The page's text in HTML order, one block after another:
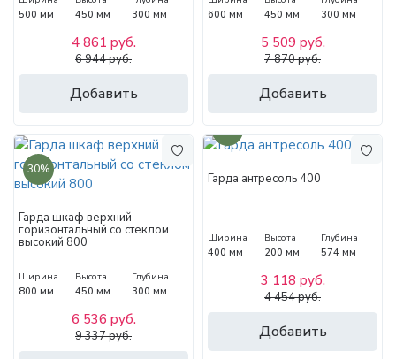
500 мм 450 мм 300 мм
Добавить
4 861 руб.
6 944 руб.
600 мм 450 мм 300 мм
Добавить
5 509 руб.
7 870 руб.
30%
Гарда шкаф верхний
горизонтальный со стеклом
высокий 800
Ширина
800 мм
Высота
450 мм
Глубина
300 мм
6 536 руб.
9 337 руб.
Гарда антресоль 400
Ширина
400 мм
Высота
200 мм
Глубина
574 мм
Добавить
3 118 руб.
4 454 руб.